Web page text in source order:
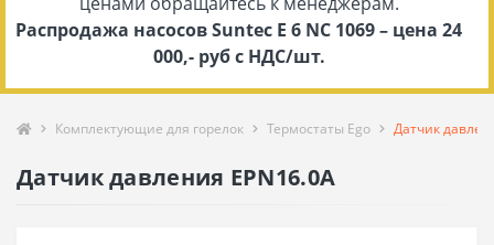
Распродажа насосов Suntec E 6 NC 1069 – цена 24
000,- руб с НДС/шт.
Комплектующие для горелок Термостаты Ego Датчик
Датчик давления EPN16.0A